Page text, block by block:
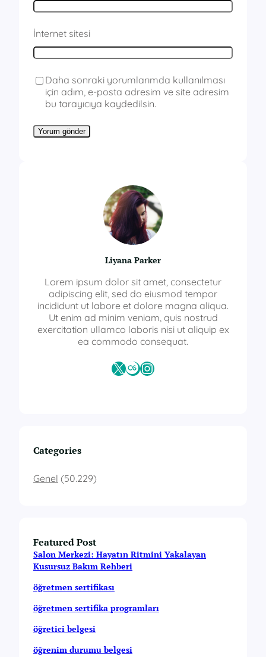
İnternet sitesi
Daha sonraki yorumlarımda kullanılması
için adım, e-posta adresim ve site adresim
bu tarayıcıya kaydedilsin.
Liyana Parker
Lorem ipsum dolor sit amet, consectetur
adipiscing elit, sed do eiusmod tempor
incididunt ut labore et dolore magna aliqua.
Ut enim ad minim veniam, quis nostrud
exercitation ullamco laboris nisi ut aliquip ex
ea commodo consequat.
X Last.fmInstagram
Categories
Genel (50.229)
Featured Post
Salon Merkezi: Hayatın Ritmini Yakalayan
Kusursuz Bakım Rehberi
öğretmen sertifikası
öğretmen sertifika programları
öğretici belgesi
öğrenim durumu belgesi